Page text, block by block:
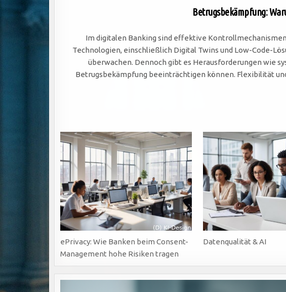
Betrugsbekämpfung:
Im digitalen Banking sind effektive
Technologien, einschließlich Digital Twins und Low-Code-
überwachen. Dennoch gibt es Herausforderungen wie
Betrugsbekämpfung beeinträchtigen können. Flexibilität
ePrivacy: Wie Banken beim Consent-
Management hohe Risiken tragen
Datenqualität & AI